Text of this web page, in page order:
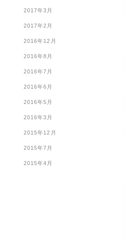
2017年3月
2017年2月
2016年12月
2016年8月
2016年7月
2016年6月
2016年5月
2016年3月
2015年12月
2015年7月
2015年4月